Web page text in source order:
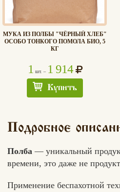
МУКА ИЗ ПОЛБЫ "ЧЁРНЫЙ ХЛЕБ"
ОСОБО ТОНКОГО ПОМОЛА БИО, 5
КГ
1 шт. – 1 914
Купить
Подробное
Полба — уникальный
времени, это даже не
Применение беспахотной